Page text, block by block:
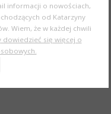
informacji o nowościach,
od Katarzyny
Wiem, że w każdej chwili
dowiedzieć się więcej o